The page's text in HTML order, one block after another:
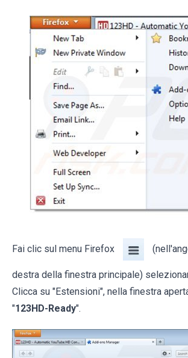
Fai clic sul menu Firefox
destra della finestra principale)
Clicca su "Estensioni", nella finestra
"123HD-Ready".